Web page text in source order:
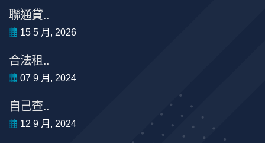
聯通貸..
15 5 月, 2026
合法租..
07 9 月, 2024
自己查..
12 9 月, 2024